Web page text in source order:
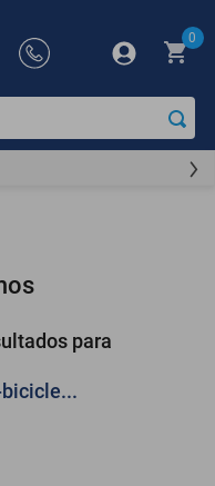
0
para